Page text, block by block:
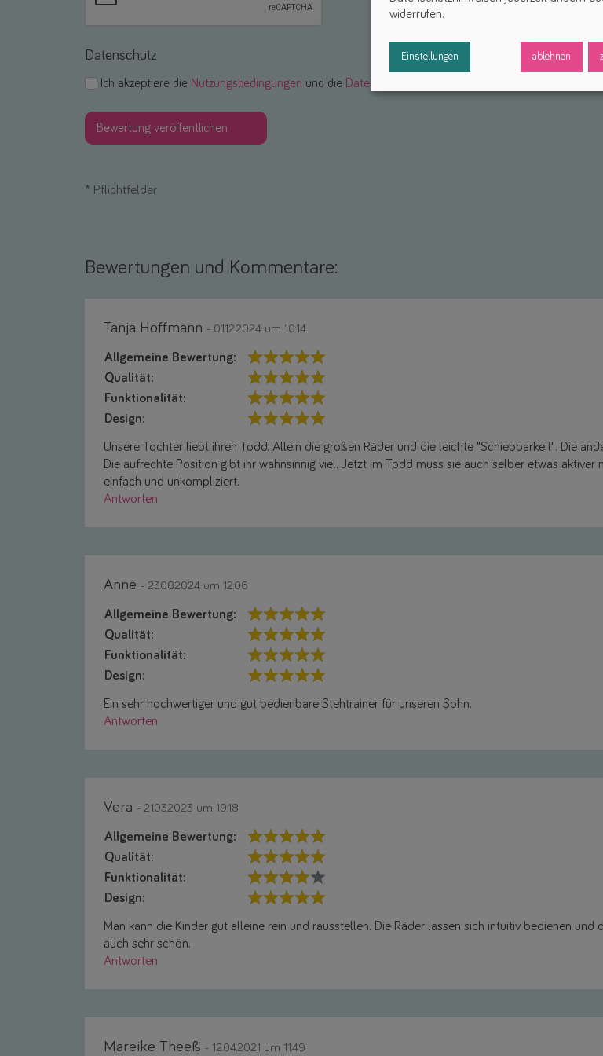
Datenschutz
Ich akzeptiere die Nutzungsbedingungen und die Datenschutzerklärung
* Pflichtfelder
Bewertungen und Kommentare:
Tanja Hoffmann - 01.12.2024 um 10:14
Allgemeine Bewertung:
Qualität:
Funktionalität:
Design:
Unsere Tochter liebt ihren Todd. Allein die großen Räder und die leichte "Schiebbarkeit". Die
Die aufrechte Position gibt ihr wahnsinnig viel. Jetzt im Todd muss sie auch selber etwas
einfach und unkompliziert.
Antworten
Anne - 23.08.2024 um 12:06
Allgemeine Bewertung:
Qualität:
Funktionalität:
Design:
Ein sehr hochwertiger und gut bedienbare Stehtrainer für unseren Sohn.
Antworten
Vera - 21.03.2023 um 19:18
Allgemeine Bewertung:
Qualität:
Funktionalität:
Design:
Man kann die Kinder gut alleine rein und rausstellen. Die Räder lassen sich intuitiv bedienen
auch sehr schön.
Antworten
Mareike Theeß - 12.04.2021 um 11:49
widerrufen.
Einstellungen ablehnen